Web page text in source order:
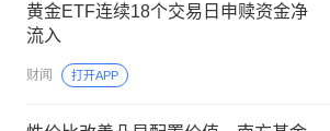
黄金ETF连续18个交易日申赎资金净
流入
财闻 打开APP